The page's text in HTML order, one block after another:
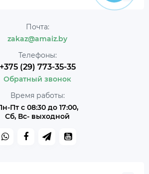
Почта:
zakaz@amaiz.by
Телефоны:
+375 (29) 773-35-35
Обратный звонок
Время работы:
Пт с 08:30 до 17:00,
Сб, Вс- выходной